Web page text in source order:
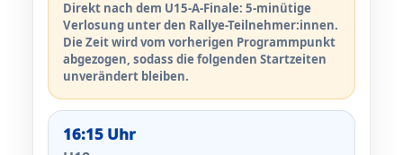
Direkt nach dem U15-A-Finale: 5-minütige
Verlosung unter den Rallye-Teilnehmer:innen.
Die Zeit wird vom vorherigen Programmpunkt
abgezogen, sodass die folgenden Startzeiten
unverändert bleiben.
16:15 Uhr